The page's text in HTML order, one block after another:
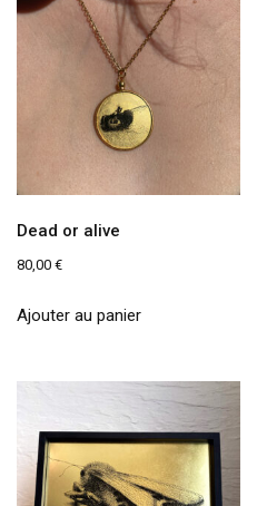
Dead or alive
80,00 €
Ajouter au panier